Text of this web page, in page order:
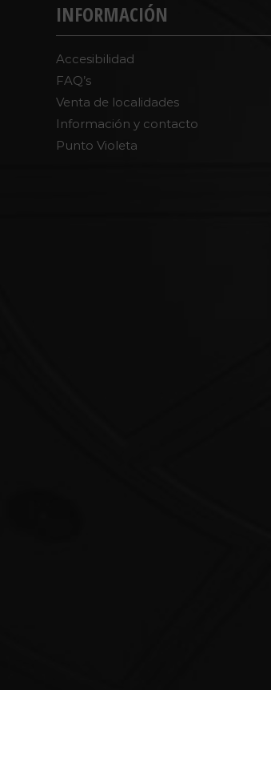
INFORMACIÓN
Accesibilidad
FAQ’s
Venta de localidades
Información y contacto
Punto Violeta